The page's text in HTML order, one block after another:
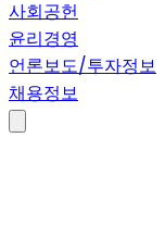
사회공헌
윤리경영
언론보도/투자정보
채용정보